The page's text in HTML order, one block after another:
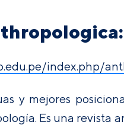
index.php/
y mejores
Es una revista